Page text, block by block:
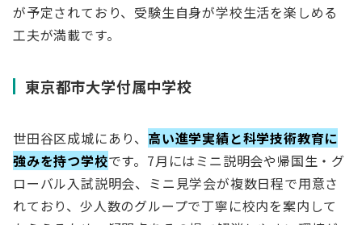
が予定されており、受験生自身が学校生活を楽しめる
工夫が満載です。
東京都市大学付属中学校
世田谷区成城にあり、 高い進学実績と科学技術教育に
強みを持つ学校です。7月にはミニ説明会や帰国生・グ
ローバル入試説明会、ミニ見学会が複数日程で用意さ
れており、少人数のグループで丁寧に校内を案内して